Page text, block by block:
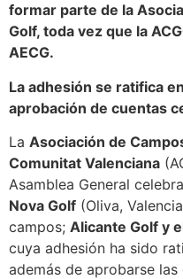
formar parte de la
Golf, toda vez que la
AECG.
La adhesión se ratifica
aprobación de cuentas
La Asociación de
Comunitat Valenciana
Asamblea General
Nova Golf (Oliva,
campos; Alicante Golf y
cuya adhesión ha sido
además de aprobarse